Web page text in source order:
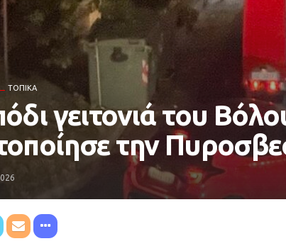
ΤΟΠΙΚΆ
γειτονιά του
την